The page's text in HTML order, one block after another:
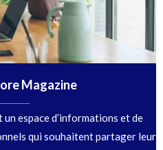
Magazine
espace d’informations et de
qui souhaitent partager leur